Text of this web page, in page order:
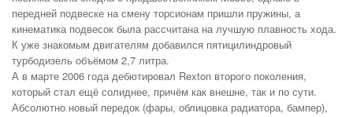
передней подвеске на смену торсионам пришли пружины, а
кинематика подвесок была рассчитана на лучшую плавность хода.
К уже знакомым двигателям добавился пятицилиндровый
турбодизель объёмом 2,7 литра.
А в марте 2006 года дебютировал Rexton второго поколения,
который стал ещё солиднее, причём как внешне, так и по сути.
Абсолютно новый передок (фары, облицовка радиатора, бампер),